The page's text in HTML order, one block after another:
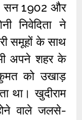
सन 1902 और
निवेदिता ने
समूहों के साथ
अपने शहर के
को उखाड़
था। खुदीराम
वाले जलसे-